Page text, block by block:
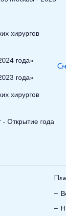
хирургов
года»
года»
хирургов
- Открытие года